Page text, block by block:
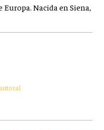
Nacida en Siena,